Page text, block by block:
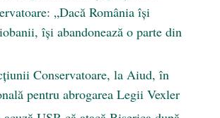
„Dacă România își
își abandonează o parte din
Conservatoare, la Aiud, în
pentru abrogarea Legii Vexler